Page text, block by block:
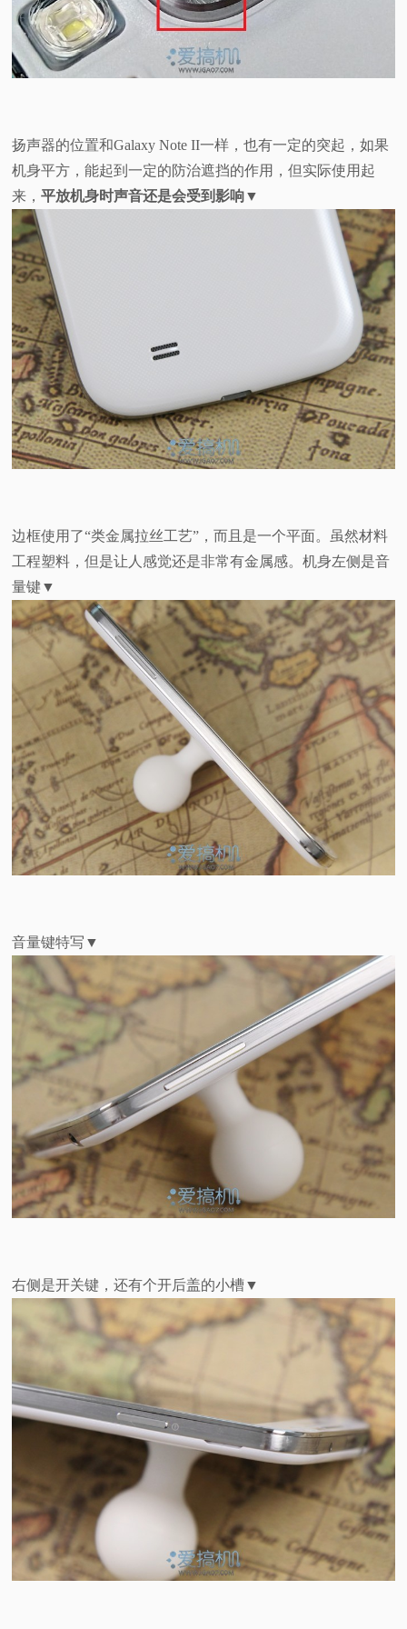
扬声器的位置和Galaxy Note II一样，也有一定的突起，如果
机身平方，能起到一定的防治遮挡的作用，但实际使用起
来，平放机身时声音还是会受到影响▼
边框使用了“类金属拉丝工艺”，而且是一个平面。虽然材料
工程塑料，但是让人感觉还是非常有金属感。机身左侧是音
量键▼
音量键特写▼
右侧是开关键，还有个开后盖的小槽▼